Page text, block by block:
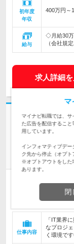
初年度
年収
400万円～
給与
◇月給30万
（会社規
求人詳細
志望動機・自己PR不要
株式会社アシスト |
【ITエンジニア】
32万
転勤
仕事内容
「IT業界
なプロジ
く環境で
マ
マイナビ転職では、
た広告を配信するこ
用しています。
インフォマティブデ
ク先から停止（オプト
※オプトアウトをした
あります。
閉